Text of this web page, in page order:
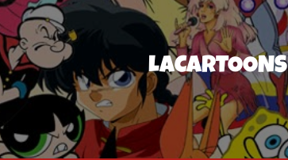
LACARTOONS